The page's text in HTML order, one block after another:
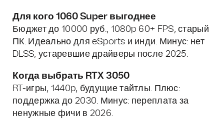
Для кого 1060 Super выгоднее
Бюджет до 10000 руб., 1080p 60+ FPS, старый
ПК. Идеально для eSports и инди. Минус: нет
DLSS, устаревшие драйверы после 2025.
Когда выбрать RTX 3050
RT-игры, 1440p, будущие тайтлы. Плюс:
поддержка до 2030. Минус: переплата за
ненужные фичи в 2026.